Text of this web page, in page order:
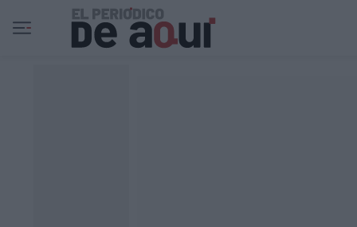
Ir al contenido principal